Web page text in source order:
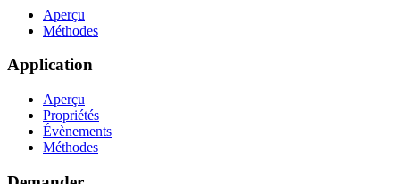
Aperçu
Méthodes
Application
Aperçu
Propriétés
Évènements
Méthodes